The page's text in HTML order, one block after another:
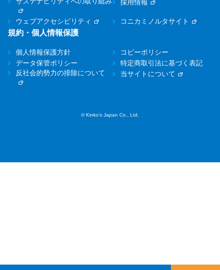
採用情報
ウェブアクセシビリティ コニカミノルタサイト
規約・個人情報保護
個人情報保護方針
コピーポリシー
データ保管ポリシー
特定商取引法に基づく表記
反社会的勢力の排除について
当サイトについて
© Kinko's Japan Co., Ltd.